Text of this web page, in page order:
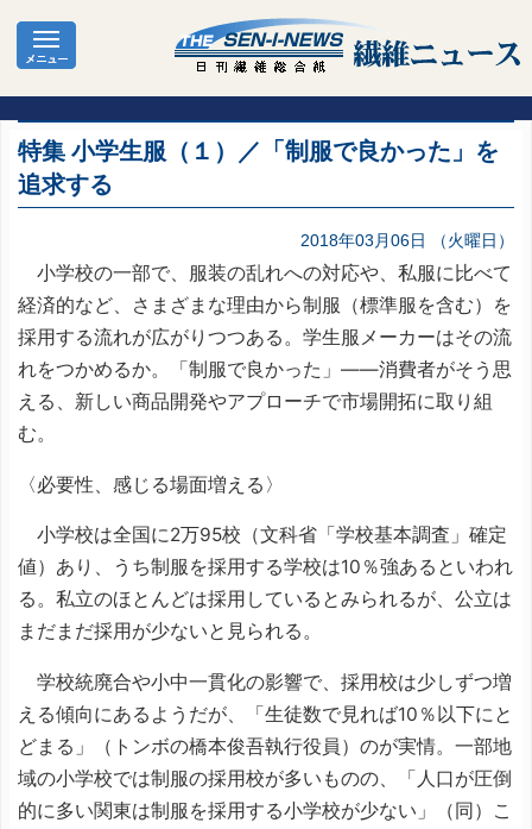
特集 小学生服（１）／「制服で良かった」を
追求する
2018年03月06日 （火曜日）
小学校の一部で、服装の乱れへの対応や、私服に比べて
経済的など、さまざまな理由から制服（標準服を含む）を
採用する流れが広がりつつある。学生服メーカーはその流
れをつかめるか。「制服で良かった」――消費者がそう思
える、新しい商品開発やアプローチで市場開拓に取り組
む。
〈必要性、感じる場面増える〉
小学校は全国に2万95校（文科省「学校基本調査」確定
値）あり、うち制服を採用する学校は10％強あるといわれ
る。私立のほとんどは採用しているとみられるが、公立は
まだまだ採用が少ないと見られる。
学校統廃合や小中一貫化の影響で、採用校は少しずつ増
える傾向にあるようだが、「生徒数で見れば10％以下にと
どまる」（トンボの橋本俊吾執行役員）のが実情。一部地
域の小学校では制服の採用校が多いものの、「人口が圧倒
的に多い関東は制服を採用する小学校が少ない」（同）こ